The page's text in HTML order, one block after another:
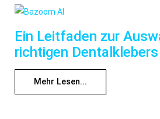
Ein Leitfaden zur
richtigen Dentalklebers
Mehr Lesen...